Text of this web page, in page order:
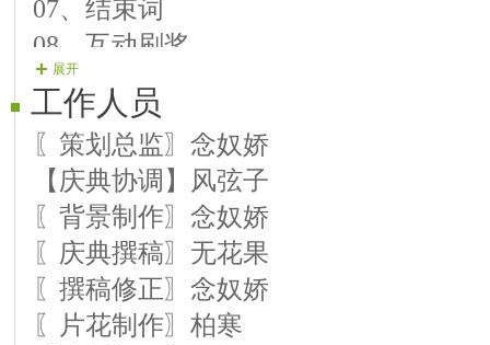
12【庆典乐手】柔情-------口哨吹奏《
第三乐章：巾帼英姿
13〖庆典舞蹈〗弦子-------团扇舞《苏
14【庆典歌手】红太阳-----歌曲《包围
15〖庆典乐手〗天慧-------口琴《新女
16【庆典诵读】顺歌-------配乐朗诵《
17【庆典歌手】冷風-------歌曲《丫头》
18【庆典乐手】牧笛-------笛子独奏《
07、结束词
08、互动刷奖
展开
工作人员
〖策划总监〗念奴娇
【庆典协调】风弦子
〖背景制作〗念奴娇
〖庆典撰稿〗无花果
〖撰稿修正〗念奴娇
〖片花制作〗柏寒